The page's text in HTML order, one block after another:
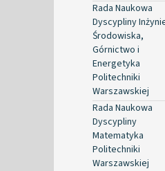
Rada Naukowa
Dyscypliny
Środowiska,
Górnictwo i
Energetyka
Politechniki
Warszawskiej
Rada Naukowa
Dyscypliny
Matematyka
Politechniki
Warszawskiej